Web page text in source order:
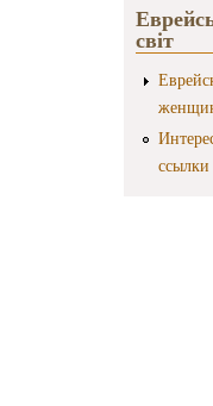
світ
ссылки